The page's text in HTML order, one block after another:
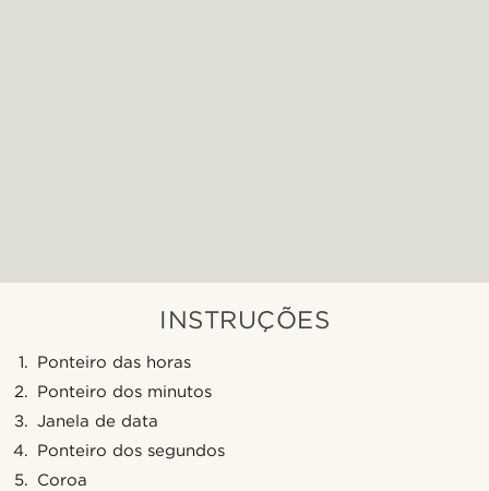
INSTRUÇÕES
Ponteiro das horas
Ponteiro dos minutos
Janela de data
Ponteiro dos segundos
Coroa